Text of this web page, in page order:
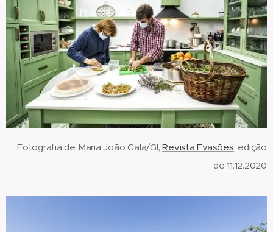
Fotografia de Maria João Gala/GI,Revista Evasões, edição
de 11.12.2020